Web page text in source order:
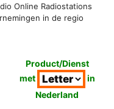
Online Radiostations
in de regio
Product/Dienst
met
in
Nederland